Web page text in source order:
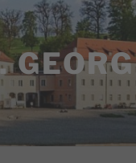
GEORG